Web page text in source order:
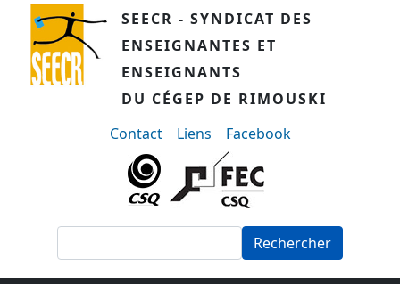
Aller au contenu principalSEECR - SYNDICAT DES
ENSEIGNANTES ET
ENSEIGNANTS
DU CÉGEP DE RIMOUSKI
menu-secondaire
Contact Liens Facebook